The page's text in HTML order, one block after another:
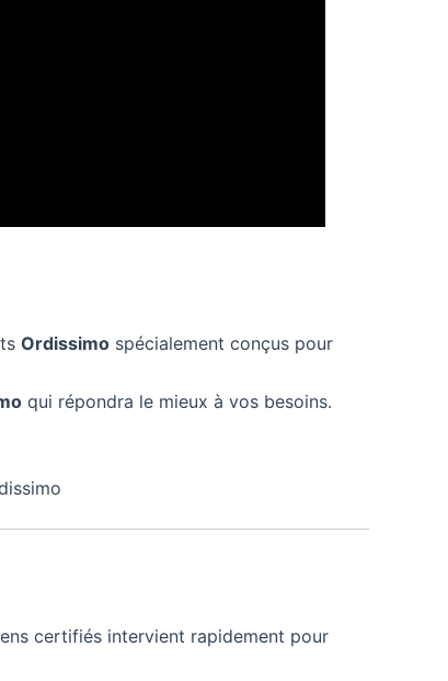
Ordissimo spécialement conçus pour
qui répondra le mieux à vos besoins.
certifiés intervient rapidement pour